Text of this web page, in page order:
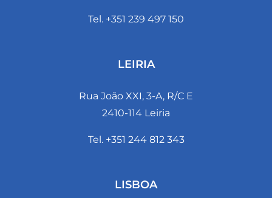
Tel. +351 239 497 150
LEIRIA
Rua João XXI, 3-A, R/C E
2410-114 Leiria
Tel. +351 244 812 343
LISBOA